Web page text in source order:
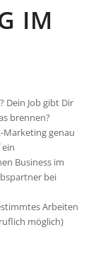
IM
Dein Job gibt Dir
brennen?
genau
Business im
bei
Arbeiten
möglich)